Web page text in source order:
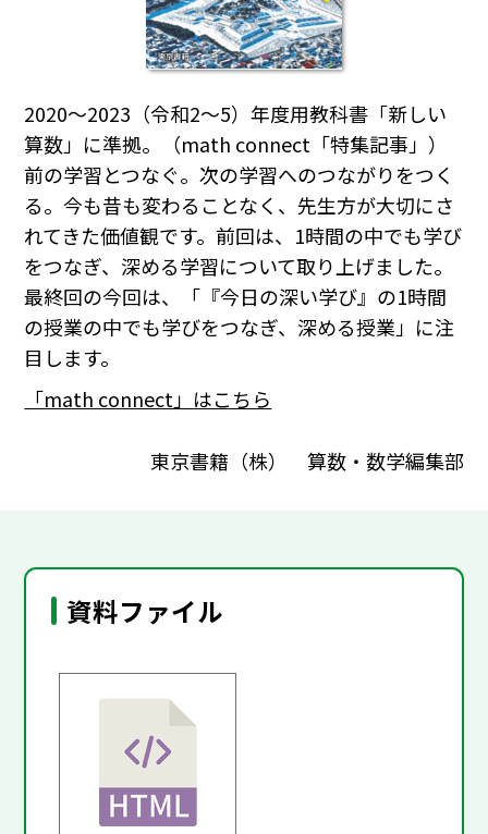
2020～2023（令和2～5）年度用教科書「新しい
算数」に準拠。（math connect「特集記事」）
前の学習とつなぐ。次の学習へのつながりをつく
る。今も昔も変わることなく、先生方が大切にさ
れてきた価値観です。前回は、1時間の中でも学び
をつなぎ、深める学習について取り上げました。
最終回の今回は、「『今日の深い学び』の1時間
の授業の中でも学びをつなぎ、深める授業」に注
目します。
「math connect」はこちら
東京書籍（株） 算数・数学編集部
資料ファイル